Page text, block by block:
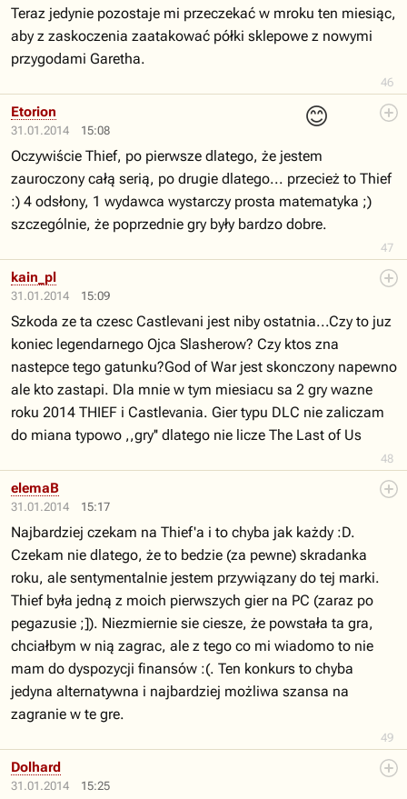
46
Teraz jedynie pozostaje mi przeczekać w mroku ten miesiąc,
aby z zaskoczenia zaatakować półki sklepowe z nowymi
przygodami Garetha.
31.01.2014 15:08
😊
47
Etorion
Oczywiście Thief, po pierwsze dlatego, że jestem
zauroczony całą serią, po drugie dlatego... przecież to Thief
:) 4 odsłony, 1 wydawca wystarczy prosta matematyka ;)
szczególnie, że poprzednie gry były bardzo dobre.
31.01.2014 15:09
48
kain_pl
Szkoda ze ta czesc Castlevani jest niby ostatnia...Czy to juz
koniec legendarnego Ojca Slasherow? Czy ktos zna
nastepce tego gatunku?God of War jest skonczony napewno
ale kto zastapi. Dla mnie w tym miesiacu sa 2 gry wazne
roku 2014 THIEF i Castlevania. Gier typu DLC nie zaliczam
do miana typowo ,,gry'' dlatego nie licze The Last of Us
31.01.2014 15:17
49
elemaB
Najbardziej czekam na Thief'a i to chyba jak każdy :D.
Czekam nie dlatego, że to bedzie (za pewne) skradanka
roku, ale sentymentalnie jestem przywiązany do tej marki.
Thief była jedną z moich pierwszych gier na PC (zaraz po
pegazusie ;]). Niezmiernie sie ciesze, że powstała ta gra,
chciałbym w nią zagrac, ale z tego co mi wiadomo to nie
mam do dyspozycji finansów :(. Ten konkurs to chyba
jedyna alternatywna i najbardziej możliwa szansa na
zagranie w te gre.
31.01.2014 15:25
Dolhard